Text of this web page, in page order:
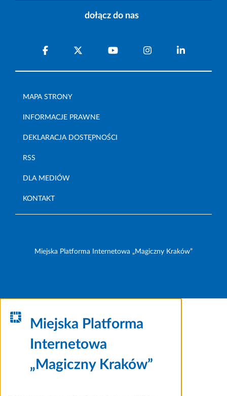
dołącz do nas
MAPA STRONY
INFORMACJE PRAWNE
DEKLARACJA DOSTĘPNOŚCI
RSS
DLA MEDIÓW
KONTAKT
Miejska Platforma Internetowa „Magiczny Kraków”
Miejska Platforma
Internetowa
„Magiczny Kraków”